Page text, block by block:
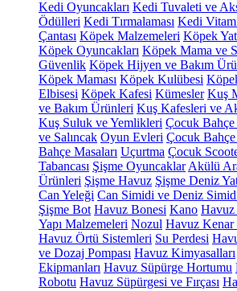
Kedi Oyuncakları Kedi Tuvaleti ve
Ödülleri Kedi Tırmalaması Kedi
Çantası Köpek Malzemeleri Köpek
Köpek Oyuncakları Köpek Mama ve
Güvenlik Köpek Hijyen ve Bakım
Köpek Maması Köpek Kulübesi
Elbisesi Köpek Kafesi Kümesler Kuş
ve Bakım Ürünleri Kuş Kafesleri ve
Kuş Suluk ve Yemlikleri Çocuk Bahçe
ve Salıncak Oyun Evleri Çocuk
Bahçe Masaları Uçurtma Çocuk
Tabancası Şişme Oyuncaklar Akülü
Ürünleri Şişme Havuz Şişme Deniz
Can Yeleği Can Simidi ve Deniz
Şişme Bot Havuz Bonesi Kano Havuz
Yapı Malzemeleri Nozul Havuz Kenar
Havuz Örtü Sistemleri Su Perdesi
ve Dozaj Pompası Havuz Kimyasalları
Ekipmanları Havuz Süpürge Hortumu
Robotu Havuz Süpürgesi ve Fırçası